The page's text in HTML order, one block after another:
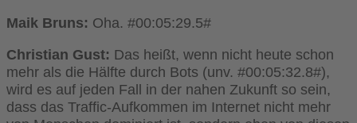
Maik Bruns: Oha. #00:05:29.5#
Christian Gust: Das heißt, wenn nicht heute schon
mehr als die Hälfte durch Bots (unv. #00:05:32.8#),
wird es auf jeden Fall in der nahen Zukunft so sein,
dass das Traffic-Aufkommen im Internet nicht mehr